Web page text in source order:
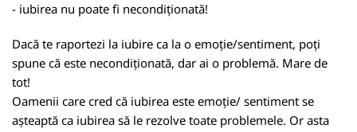
- iubirea nu poate fi necondiționată!
Dacă te raportezi la iubire ca la o emoție/sentiment, poți
spune că este necondiționată, dar ai o problemă. Mare de
tot!
Oamenii care cred că iubirea este emoție/ sentiment se
așteaptă ca iubirea să le rezolve toate problemele. Or asta